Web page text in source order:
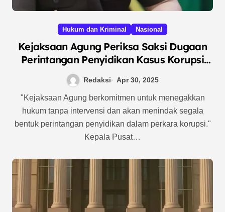
Hukum dan Kriminal Nasional
Kejaksaan Agung Periksa Saksi Dugaan
Perintangan Penyidikan Kasus Korupsi
Tata Niaga Timah dan Gula
Redaksi Apr 30, 2025
"Kejaksaan Agung berkomitmen untuk menegakkan
hukum tanpa intervensi dan akan menindak segala
bentuk perintangan penyidikan dalam perkara korupsi."
Kepala Pusat…